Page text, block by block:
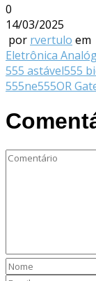
0
14/03/2025
por rvertulo em
Eletrônica
555 astável555
555ne555OR